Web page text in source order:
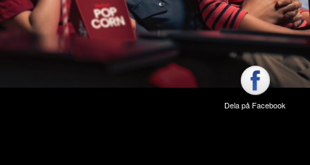
Dela på Facebook